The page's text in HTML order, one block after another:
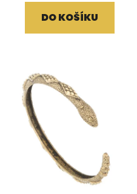
DO KOŠÍKU